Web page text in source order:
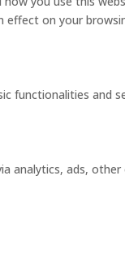
on your
functionalities and
analytics, ads,